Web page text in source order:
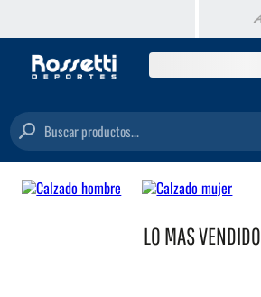
Buscar productos...
LO MAS VENDIDO